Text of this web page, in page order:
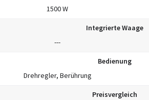
1500 W
Integrierte Waage
---
Bedienung
Drehregler, Berührung
Preisvergleich